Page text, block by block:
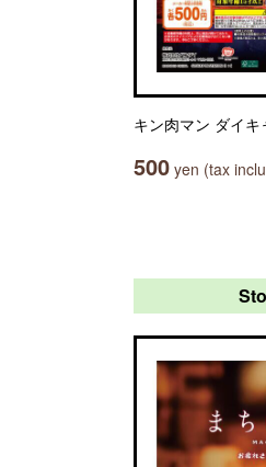
キン肉マン ダイ
500 yen (tax